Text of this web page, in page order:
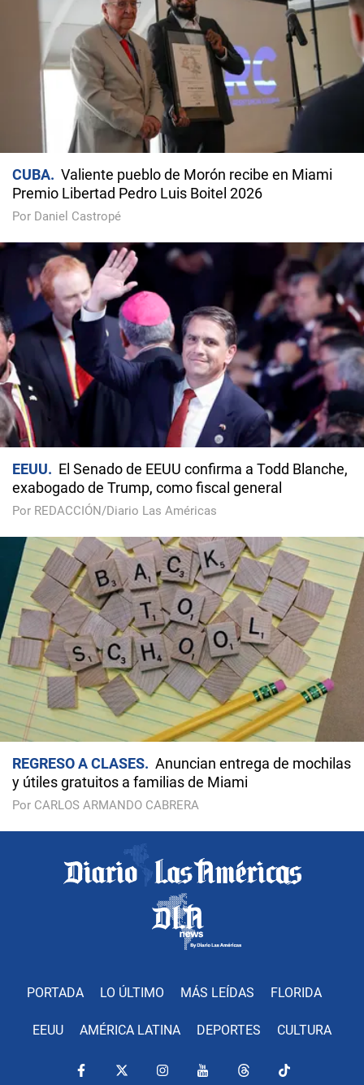
CUBA
Valiente pueblo de Morón recibe en Miami
Premio Libertad Pedro Luis Boitel 2026
Por Daniel Castropé
EEUU
El Senado de EEUU confirma a Todd Blanche,
exabogado de Trump, como fiscal general
Por REDACCIÓN/Diario Las Américas
REGRESO A CLASES
Anuncian entrega de mochilas
y útiles gratuitos a familias de Miami
Por CARLOS ARMANDO CABRERA
PORTADA LO ÚLTIMO MÁS LEÍDAS FLORIDA
EEUU AMÉRICA LATINA DEPORTES CULTURA